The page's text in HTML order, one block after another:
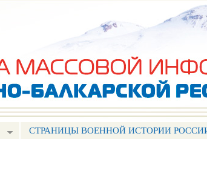
СТРАНИЦЫ ВОЕННОЙ ИСТОРИИ